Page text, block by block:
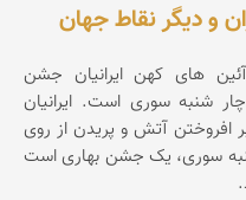
و دیگر نقاط جهان
های کهن ایرانیان جشن
شنبه سوری است. ایرانیان
افروختن آتش و پریدن از روی
سوری، یک جشن بهاری است